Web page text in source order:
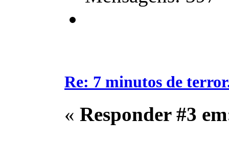
Re: 7 minutos de
« Responder #3